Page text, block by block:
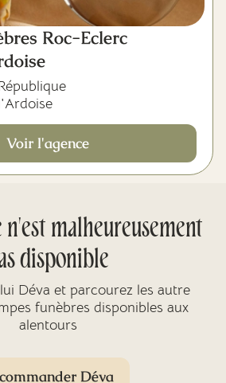
Roc-Eclerc
Voir l'agence
n'est malheureusement
disponible
Déva et parcourez les autre
funèbres disponibles aux
alentours
Déva